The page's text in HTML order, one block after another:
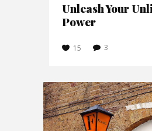
Unleash Your
Power
15 3